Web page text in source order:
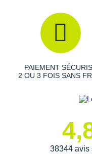
au niveau du talon
protège vos orteils
est optimisée afin
dans votre course.
Semelle
qu'elles soient
PAIEMENT
2 OU 3 FOIS SANS
38344 avis